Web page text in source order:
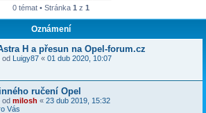
0 témat • Stránka 1 z 1
Oznámení
H a přesun na Opel-forum.cz
od Luigy87 « 01 dub 2020, 10:07
ručení Opel
od milosh « 23 dub 2019, 15:32
Vás